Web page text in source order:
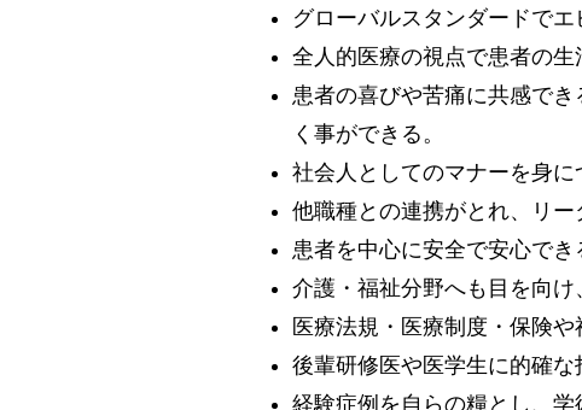
グローバルスタンダードで
全人的医療の視点で患者の生
患者の喜びや苦痛に共感で
く事ができる。
社会人としてのマナーを身に
他職種との連携がとれ、リー
患者を中心に安全で安心でき
介護・福祉分野へも目を向け
医療法規・医療制度・保険や
後輩研修医や医学生に的確な
経験症例を自らの糧とし、学